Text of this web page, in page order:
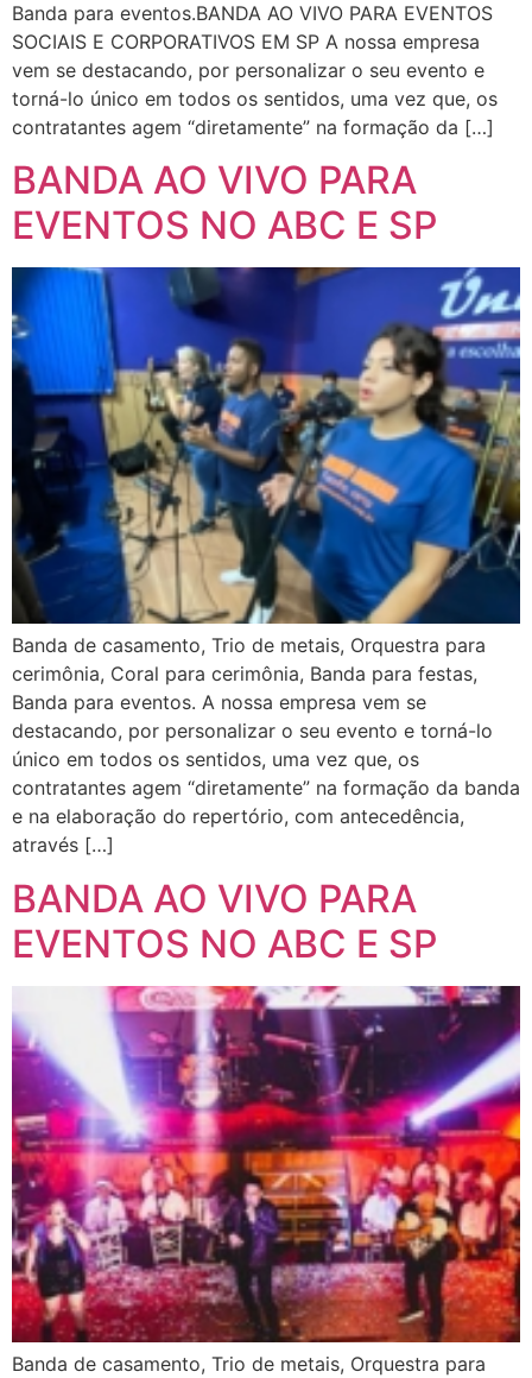
Banda para eventos.BANDA AO VIVO PARA EVENTOS
SOCIAIS E CORPORATIVOS EM SP A nossa empresa
vem se destacando, por personalizar o seu evento e
torná-lo único em todos os sentidos, uma vez que, os
contratantes agem “diretamente” na formação da […]
BANDA AO VIVO PARA
EVENTOS NO ABC E SP
Banda de casamento, Trio de metais, Orquestra para
cerimônia, Coral para cerimônia, Banda para festas,
Banda para eventos. A nossa empresa vem se
destacando, por personalizar o seu evento e torná-lo
único em todos os sentidos, uma vez que, os
contratantes agem “diretamente” na formação da banda
e na elaboração do repertório, com antecedência,
através […]
BANDA AO VIVO PARA
EVENTOS NO ABC E SP
Banda de casamento, Trio de metais, Orquestra para